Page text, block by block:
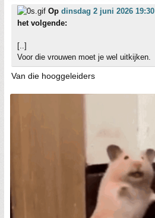
Op dinsdag 2 juni 2026 19:30
het volgende:
[..]
Voor die vrouwen moet je wel uitkijken.
Van die hooggeleiders